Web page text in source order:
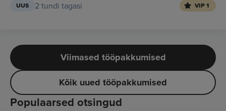
UUS 2 tundi tagasi VIP 1
Viimased tööpakkumised
Kõik uued tööpakkumised
Populaarsed otsingud